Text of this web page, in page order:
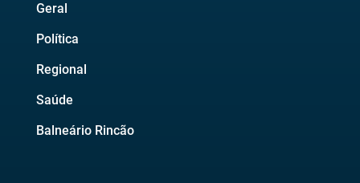
Geral
Política
Regional
Saúde
Balneário Rincão